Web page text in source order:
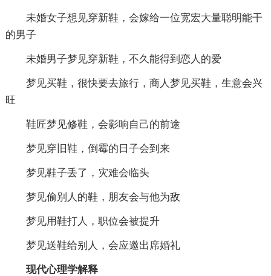
未婚女子想见穿新鞋，会嫁给一位宽宏大量聪明能干
的男子
未婚男子梦见穿新鞋，不久能得到恋人的爱
梦见买鞋，很快要去旅行，商人梦见买鞋，生意会兴
旺
鞋匠梦见修鞋，会影响自己的前途
梦见穿旧鞋，倒霉的日子会到来
梦见鞋子丢了，灾难会临头
梦见偷别人的鞋，朋友会与他为敌
梦见用鞋打人，职位会被提升
梦见送鞋给别人，会应邀出席婚礼
现代心理学解释